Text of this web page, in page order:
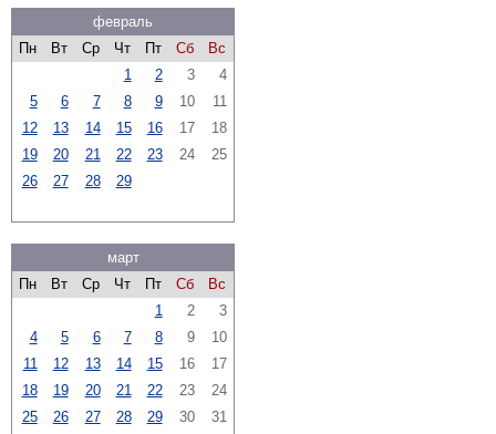
февраль
Пн
Вт Ср Чт Пт Сб
Вс
1
2 3
4
5
6 7 8 9 10
11
12
13 14 15 16 17
18
19
20 21 22 23 24
25
26
27 28 29
март
Пн
Вт Ср Чт Пт Сб
Вс
1
2
3
4
5 6 7 8 9
10
11
12 13 14 15 16
17
18
19 20 21 22 23
24
25
26 27 28 29 30 31